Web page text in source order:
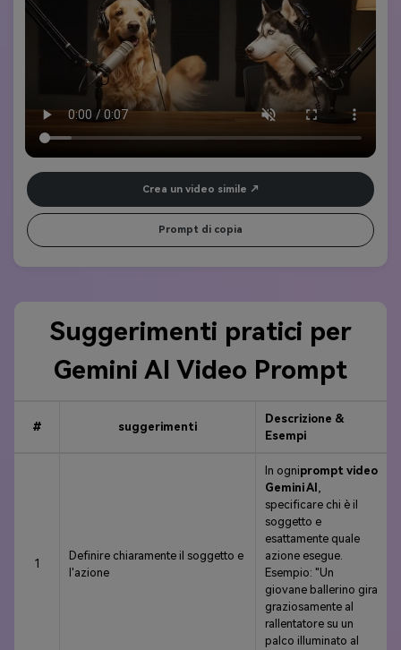
pensano di essere al comando, ma noi conosciamo la verità". Il
Husky sorride e risponde: "Esattamente. Noi gestiamo la casa, loro
pagano solo le bollette". Entrambi i cani ridono insieme, creando
un'atmosfera divertente e spiritosa. 8 secondi di lunghezza.
Crea un video simile
Prompt di copia
Suggerimenti pratici per
Gemini AI Video Prompt
# suggerimenti
Descrizione &
Esempi
1
Definire chiaramente il soggetto e
l'azione
In ogniprompt video
Gemini AI ,
specificare chi è il
soggetto e
esattamente quale
azione esegue.
Esempio: "Un
giovane ballerino gira
graziosamente al
rallentatore su un
palco illuminato al